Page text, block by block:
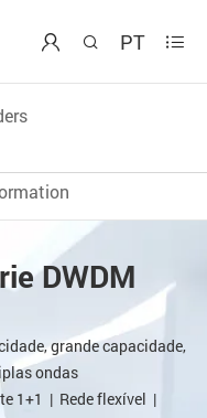
  PT 
DWDM
grande capacidade,
ondas
1+1 | Rede flexível |